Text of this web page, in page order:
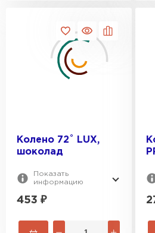
Колено 72˚ LUX,
шоколад
Показать
информацию
453 ₽
Фальцевая